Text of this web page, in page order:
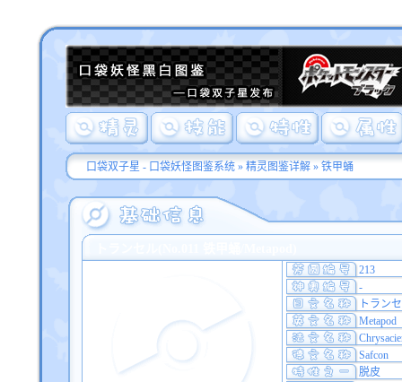
口袋双子星 - 口袋妖怪图鉴系统» 精灵图鉴详解» 铁甲蛹
213
-
トラン
Metapod
Safcon
脱皮